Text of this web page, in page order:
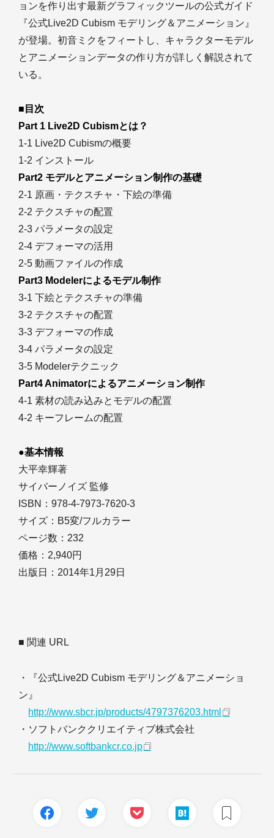
ョンを作り出す最新グラフィックツールの公式ガイド
『公式Live2D Cubism モデリング＆アニメーション』
が登場。初音ミクをフィートし、キャラクターモデル
とアニメーションデータの作り方が詳しく解説されて
いる。
■目次
Part 1 Live2D Cubismとは？
1-1 Live2D Cubismの概要
1-2 インストール
Part2 モデルとアニメーション制作の基礎
2-1 原画・テクスチャ・下絵の準備
2-2 テクスチャの配置
2-3 パラメータの設定
2-4 デフォーマの活用
2-5 動画ファイルの作成
Part3 Modelerによるモデル制作
3-1 下絵とテクスチャの準備
3-2 テクスチャの配置
3-3 デフォーマの作成
3-4 パラメータの設定
3-5 Modelerテクニック
Part4 Animatorによるアニメーション制作
4-1 素材の読み込みとモデルの配置
4-2 キーフレームの配置
●基本情報
大平幸輝著
サイバーノイズ 監修
ISBN：978-4-7973-7620-3
サイズ：B5変/フルカラー
ページ数：232
価格：2,940円
出版日：2014年1月29日
■ 関連 URL
・『公式Live2D Cubism モデリング＆アニメーショ
ン』
http://www.sbcr.jp/products/4797376203.html
・ソフトバンククリエイティブ株式会社
http://www.softbankcr.co.jp